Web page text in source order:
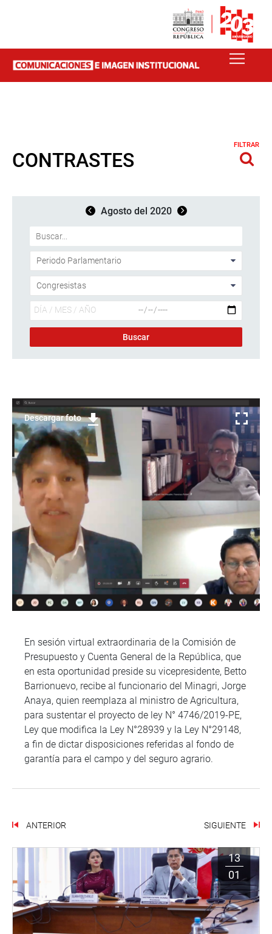
CONTRASTES
FILTRAR
Agosto del 2020
Descargar foto
En sesión virtual extraordinaria de la Comisión de
Presupuesto y Cuenta General de la República, que
en esta oportunidad preside su vicepresidente, Betto
Barrionuevo, recibe al funcionario del Minagri, Jorge
Anaya, quien reemplaza al ministro de Agricultura,
para sustentar el proyecto de ley N° 4746/2019-PE,
Ley que modifica la Ley N°28939 y la Ley N°29148,
a fin de dictar disposiciones referidas al fondo de
garantía para el campo y del seguro agrario.
ANTERIOR SIGUIENTE
13
01